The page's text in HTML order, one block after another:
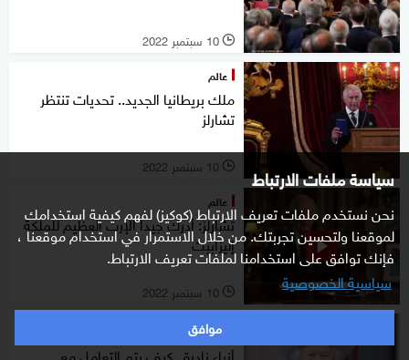
سياسة ملفات الارتباط
نحن نستخدم ملفات تعريف الارتباط (كوكيز) لفهم كيفية استخدامك
لموقعنا ولتحسين تجربتك. من خلال الاستمرار في استخدام موقعنا ،
فإنك توافق على استخدامنا لملفات تعريف الارتباط.
سياسية الخصوصية
موافق
l 10 سبتمبر 2022
عالم
ملك بريطانيا الجديد.. تحديات تنتظر
تشارلز
l 10 سبتمبر 2022
عالم
تشارلز: أدرك جيدا الإرث العظيم للملكة
إليزابيث
l 10 سبتمبر 2022
خاص